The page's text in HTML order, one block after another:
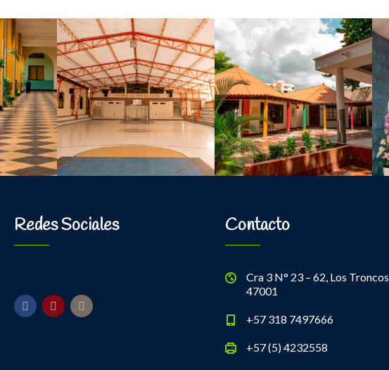
Redes Sociales Contacto
Cra 3 N° 23 – 62, Los Troncos,
47001
+57 318 7497666
+57 (5) 4232558